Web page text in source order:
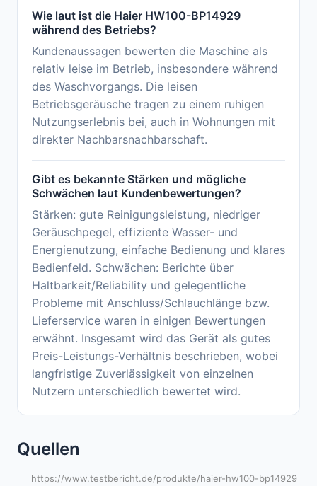
Wie laut ist die Haier HW100-BP14929
während des Betriebs?
Kundenaussagen bewerten die Maschine als
relativ leise im Betrieb, insbesondere während
des Waschvorgangs. Die leisen
Betriebsgeräusche tragen zu einem ruhigen
Nutzungserlebnis bei, auch in Wohnungen mit
direkter Nachbarsnachbarschaft.
Gibt es bekannte Stärken und mögliche
Schwächen laut Kundenbewertungen?
Stärken: gute Reinigungsleistung, niedriger
Geräuschpegel, effiziente Wasser- und
Energienutzung, einfache Bedienung und klares
Bedienfeld. Schwächen: Berichte über
Haltbarkeit/Reliability und gelegentliche
Probleme mit Anschluss/Schlauchlänge bzw.
Lieferservice waren in einigen Bewertungen
erwähnt. Insgesamt wird das Gerät als gutes
Preis-Leistungs-Verhältnis beschrieben, wobei
langfristige Zuverlässigkeit von einzelnen
Nutzern unterschiedlich bewertet wird.
Quellen
https://www.testbericht.de/produkte/haier-hw100-bp14929